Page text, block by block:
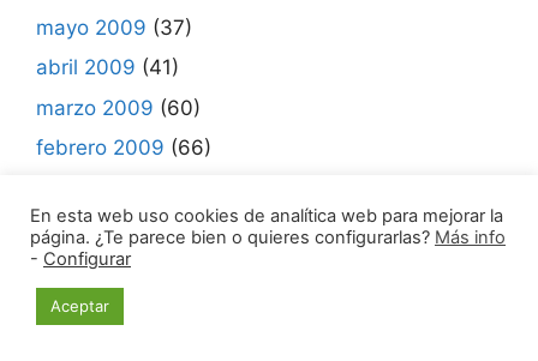
mayo 2009 (37)
abril 2009 (41)
marzo 2009 (60)
febrero 2009 (66)
diciembre 2008(86)
noviembre 2008
octubre 2008
En esta web uso cookies de analítica web para mejorar la
página. ¿Te parece bien o quieres configurarlas? Más info
- Configurar
Aceptar